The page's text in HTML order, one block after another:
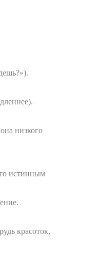
низкого
истинным
красоток,